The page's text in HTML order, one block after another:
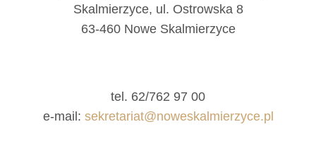
Skalmierzyce, ul. Ostrowska 8
63-460 Nowe Skalmierzyce
tel. 62/762 97 00
e-mail: sekretariat@noweskalmierzyce.pl